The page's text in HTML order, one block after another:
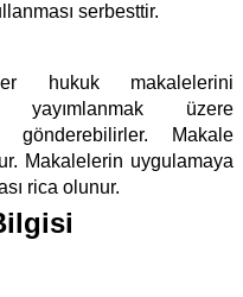
serbesttir.
hukuk makalelerini
üzere
Makale
Makalelerin uygulamaya
rica olunur.